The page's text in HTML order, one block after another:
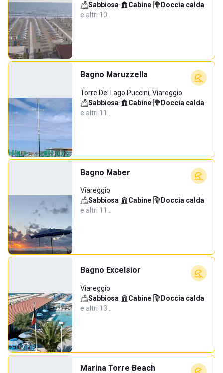
Sabbiosa· Cabine· Doccia calda·
e altri 10…
Bagno Maruzzella
Torre Del Lago Puccini, Viareggio
Sabbiosa· Cabine· Doccia calda·
e altri 11…
Bagno Maber
Viareggio
Sabbiosa· Cabine· Doccia calda·
e altri 11…
Bagno Excelsior
Viareggio
Sabbiosa· Cabine· Doccia calda·
e altri 13…
Marina Torre Beach